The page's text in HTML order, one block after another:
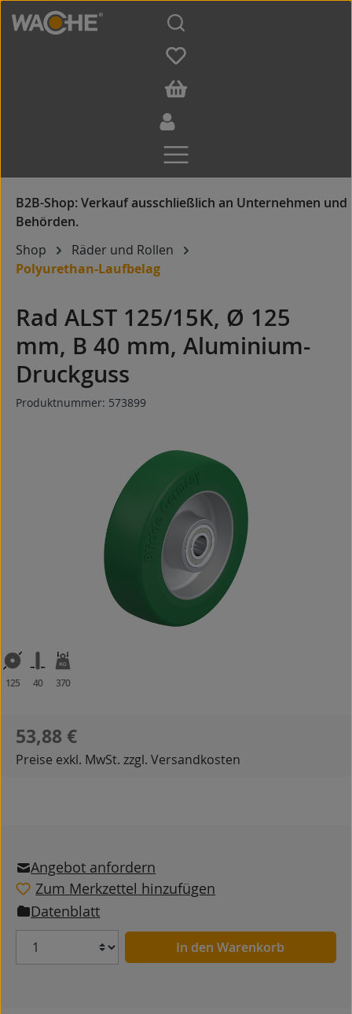
Zum Hauptinhalt springen
Shop
Räder und Rollen
Polyurethan-Laufbelag
Rad ALST 125/15K, Ø 125
mm, B 40 mm, Aluminium-
Druckguss
Produktnummer: 573899
Bildergalerie überspringen
125 40 370
Regulärer Preis:
53,88 €
Preise exkl. MwSt. zzgl. Versandkosten
Angebot anfordern
Zum Merkzettel hinzufügen
Datenblatt
Anzahl In den Warenkorb